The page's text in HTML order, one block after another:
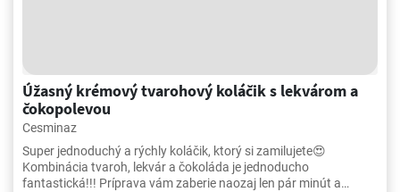
Úžasný krémový tvarohový koláčik s lekvárom a
čokopolevou
Cesminaz
Super jednoduchý a rýchly koláčik, ktorý si zamilujete😍
Kombinácia tvaroh, lekvár a čokoláda je jednoducho
fantastická!!! Príprava vám zaberie naozaj len pár minút a